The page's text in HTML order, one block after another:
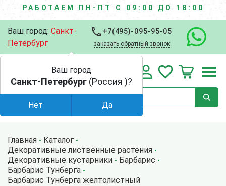
РАБОТАЕМ ПН-ПТ С 09:00 ДО 18:00
Ваш город: Санкт-
Петербург
+7(495)-095-95-05
заказать обратный звонок
Главная
Каталог
Декоративные лиственные растения
Декоративные кустарники
Барбарис
Барбарис Тунберга
Барбарис Тунберга желтолистный
Ваш город
Санкт-Петербург (Россия )?
Нет Да